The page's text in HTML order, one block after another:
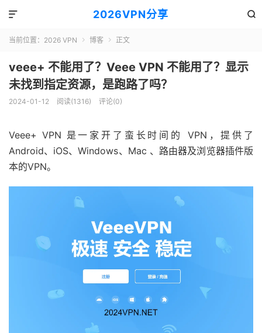
2026VPN分享 

当前位置： 2026 VPN  博客  正文
veee+ 不能用了？Veee VPN 不能用了？显示
未找到指定资源，是跑路了吗？
2024-01-12 阅读(1316) 评论(0)
Veee+ VPN 是一家开了蛮长时间的 VPN，提供了
Android、iOS、Windows、Mac 、路由器及浏览器插件版
本的VPN。